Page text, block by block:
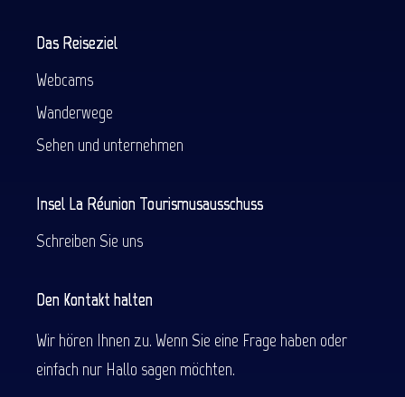
Das Reiseziel
Webcams
Wanderwege
Sehen und unternehmen
Insel La Réunion Tourismusausschuss
Schreiben Sie uns
Den Kontakt halten
Wir hören Ihnen zu. Wenn Sie eine Frage haben oder
einfach nur Hallo sagen möchten.